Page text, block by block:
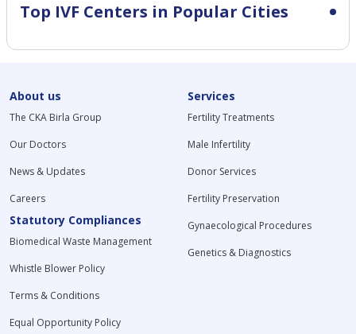
Top IVF Centers in Popular Cities
About us
The CKA Birla Group
Our Doctors
News & Updates
Careers
Statutory Compliances
Biomedical Waste Management
Whistle Blower Policy
Terms & Conditions
Equal Opportunity Policy
Services
Fertility Treatments
Male Infertility
Donor Services
Fertility Preservation
Gynaecological Procedures
Genetics & Diagnostics